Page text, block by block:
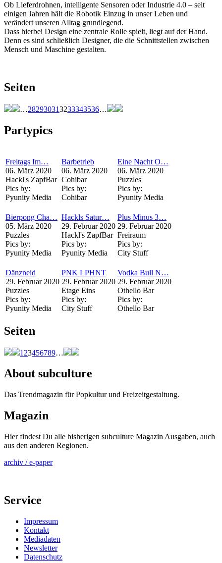
Ob Lieferdrohnen, intelligente Sensoren oder Industrie 4.0 – seit
einigen Jahren hält die Robotik Einzug in unser Leben und
verändert unseren Alltag grundlegend.
Dass hierbei Design eine zentrale Rolle spielt, liegt auf der Hand.
Denn es sind schließlich Designer, die die Schnittstellen zwischen
Mensch und Maschine gestalten.
Seiten
…282930313233343536…
Partypics
Freitags Im…
06. März 2020
Hackl's ZapfBar
Pics by:
Pyunity Media
Barbetrieb
06. März 2020
Cohibar
Pics by:
Cohibar
Eine Nacht O…
06. März 2020
Puzzles
Pics by:
Pyunity Media
Bierpong Cha…
05. März 2020
Puzzles
Pics by:
Pyunity Media
Hackls Satur…
29. Februar 2020
Hackl's ZapfBar
Pics by:
Pyunity Media
Plus Minus 3…
29. Februar 2020
Freiraum
Pics by:
City Stuff
Dänzneid
29. Februar 2020
Puzzles
Pics by:
Pyunity Media
PNK LPHNT
29. Februar 2020
Etage Eins
Pics by:
City Stuff
Vodka Bull N…
29. Februar 2020
Othello Bar
Pics by:
Othello Bar
Seiten
1 23456789…
About subculture
Das Trendmagazin für Popkultur und Freizeitgestaltung.
Magazin
Hier findest Du alle bisherigen subculture Magazin Ausgaben, auch
aus den anderen Regionen.
archiv / e-paper
Service
Impressum
Kontakt
Mediadaten
Newsletter
Datenschutz